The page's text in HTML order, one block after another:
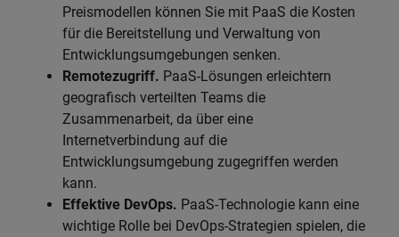
Preismodellen können Sie mit PaaS die Kosten
für die Bereitstellung und Verwaltung von
Entwicklungsumgebungen senken.
Remotezugriff. PaaS-Lösungen erleichtern
geografisch verteilten Teams die
Zusammenarbeit, da über eine
Internetverbindung auf die
Entwicklungsumgebung zugegriffen werden
kann.
Effektive DevOps. PaaS-Technologie kann eine
wichtige Rolle bei DevOps-Strategien spielen, die